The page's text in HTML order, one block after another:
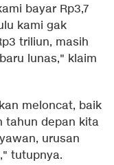
bayar Rp3,7
kami gak
triliun, masih
lunas," klaim
meloncat, baik
tahun depan kita
urusan
tutupnya.